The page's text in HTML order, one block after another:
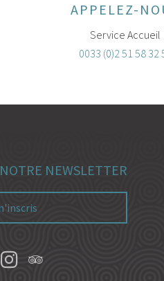
APPELEZ-
Service Accueil
0033 (0)2 51 58 32
NEWSLETTER